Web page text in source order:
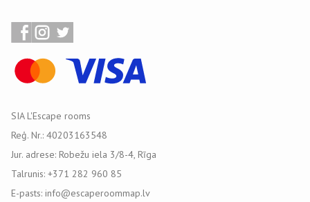
SIA L'Escape rooms
Reģ. Nr.: 40203163548
Jur. adrese: Robežu iela 3/8-4, Rīga
Talrunis: +371 282 960 85
E-pasts: info@escaperoommap.lv